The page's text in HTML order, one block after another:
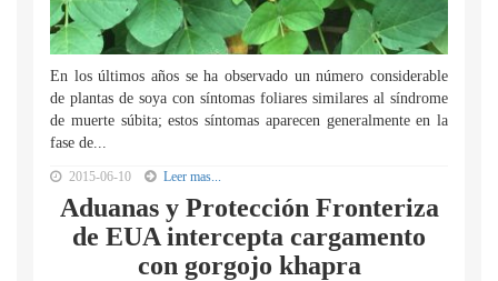
En los últimos años se ha observado un número considerable
de plantas de soya con síntomas foliares similares al síndrome
de muerte súbita; estos síntomas aparecen generalmente en la
fase de...
2015-06-10 Leer mas...
Aduanas y Protección Fronteriza
de EUA intercepta cargamento
con gorgojo khapra